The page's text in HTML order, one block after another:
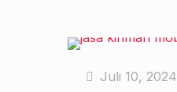
Juli 10, 2024